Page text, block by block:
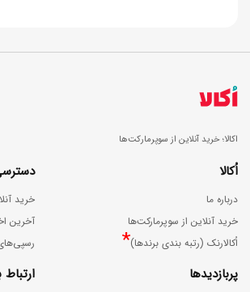
اکالا؛ خرید آنلاین از سوپرمارکت‌ها
اُکالا
درباره ما
خرید آنلاین از سوپرمارکت‌ها
اُکالارنک (رتبه بندی برندها)*
خرید
آخرین
پربازدیدها ارتباط